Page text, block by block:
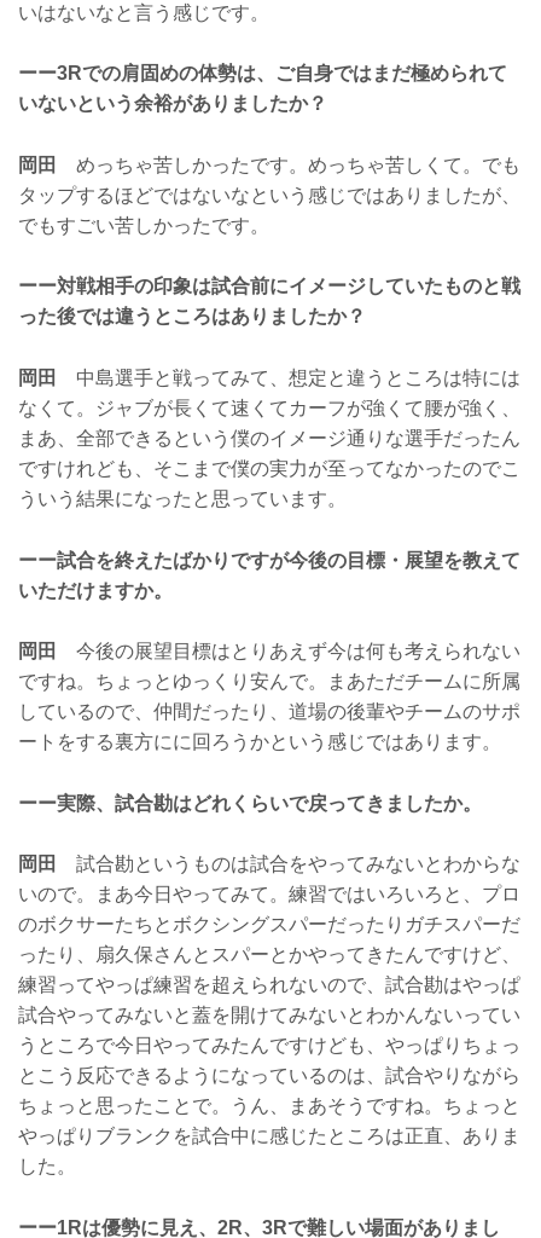
いはないなと言う感じです。
ーー3Rでの肩固めの体勢は、ご自身ではまだ極められて
いないという余裕がありましたか？
岡田
めっちゃ苦しかったです。めっちゃ苦しくて。でも
タップするほどではないなという感じではありましたが、
でもすごい苦しかったです。
ーー対戦相手の印象は試合前にイメージしていたものと戦
った後では違うところはありましたか？
岡田
中島選手と戦ってみて、想定と違うところは特には
なくて。ジャブが長くて速くてカーフが強くて腰が強く、
まあ、全部できるという僕のイメージ通りな選手だったん
ですけれども、そこまで僕の実力が至ってなかったのでこ
ういう結果になったと思っています。
ーー試合を終えたばかりですが今後の目標・展望を教えて
いただけますか。
岡田
今後の展望目標はとりあえず今は何も考えられない
ですね。ちょっとゆっくり安んで。まあただチームに所属
しているので、仲間だったり、道場の後輩やチームのサポ
ートをする裏方にに回ろうかという感じではあります。
ーー実際、試合勘はどれくらいで戻ってきましたか。
岡田
試合勘というものは試合をやってみないとわからな
いので。まあ今日やってみて。練習ではいろいろと、プロ
のボクサーたちとボクシングスパーだったりガチスパーだ
ったり、扇久保さんとスパーとかやってきたんですけど、
練習ってやっぱ練習を超えられないので、試合勘はやっぱ
試合やってみないと蓋を開けてみないとわかんないってい
うところで今日やってみたんですけども、やっぱりちょっ
とこう反応できるようになっているのは、試合やりながら
ちょっと思ったことで。うん、まあそうですね。ちょっと
やっぱりブランクを試合中に感じたところは正直、ありま
した。
ーー1Rは優勢に見え、2R、3Rで難しい場面がありまし